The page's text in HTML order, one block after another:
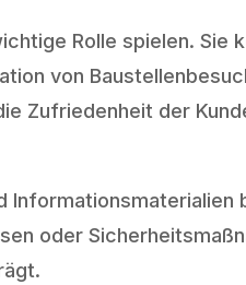
Rolle spielen. Sie
von
Zufriedenheit der
oder